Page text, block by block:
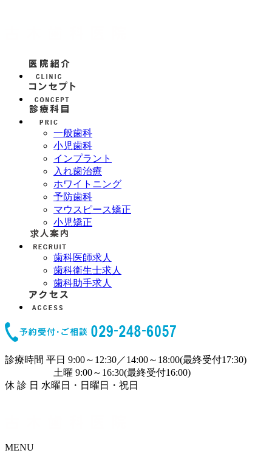
一般歯科
小児歯科
インプラント
入れ歯治療
ホワイトニング
予防歯科
マウスピース矯正
小児矯正
歯科医師求人
歯科衛生士求人
歯科助手求人
診療時間 平日 9:00～12:30／14:00～18:00(最終受付17:30)
土曜 9:00～16:30(最終受付16:00)
休 診 日 水曜日・日曜日・祝日
MENU